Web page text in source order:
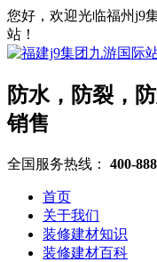
您好，欢迎光临福州j9
站！
防水，防裂，
销售
全国服务热线： 400-
首页
关于我们
装修建材知识
装修建材百科